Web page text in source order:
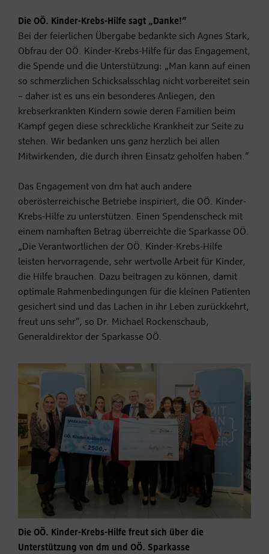
Die OÖ. Kinder-Krebs-Hilfe sagt „Danke!“
Bei der feierlichen Übergabe bedankte sich Agnes Stark,
Obfrau der OÖ. Kinder-Krebs-Hilfe für das Engagement,
die Spende und die Unterstützung: „Man kann auf einen
so schmerzlichen Schicksalsschlag nicht vorbereitet sein
– daher ist es uns ein besonderes Anliegen, den
krebserkrankten Kindern sowie deren Familien beim
Kampf gegen diese schreckliche Krankheit zur Seite zu
stehen. Wir bedanken uns ganz herzlich bei allen
Mitwirkenden, die durch ihren Einsatz geholfen haben.“
Das Engagement von dm hat auch andere
oberösterreichische Betriebe inspiriert, die OÖ. Kinder-
Krebs-Hilfe zu unterstützen. Einen Spendenscheck mit
einem namhaften Betrag überreichte die Sparkasse OÖ.
„Die Verantwortlichen der OÖ. Kinder-Krebs-Hilfe
leisten hervorragende, sehr wertvolle Arbeit für Kinder,
die Hilfe brauchen. Dazu beitragen zu können, damit
optimale Rahmenbedingungen für die kleinen Patienten
gesichert sind und das Lachen in ihr Leben zurückkehrt,
freut uns sehr“, so Dr. Michael Rockenschaub,
Generaldirektor der Sparkasse OÖ.
Die OÖ. Kinder-Krebs-Hilfe freut sich über die
Unterstützung von dm und OÖ. Sparkasse